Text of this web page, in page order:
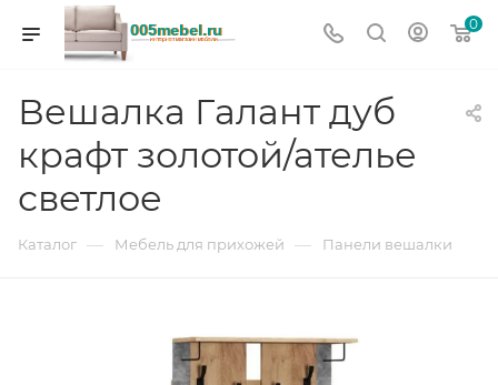
0
Вешалка Галант дуб
крафт золотой/ателье
светлое
Каталог — Мебель для прихожей — Панели вешалки